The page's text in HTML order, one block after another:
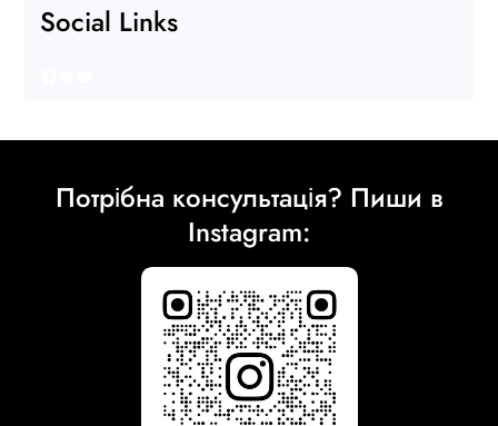
Social Links
Потрібна консультація? Пиши в
Instagram: